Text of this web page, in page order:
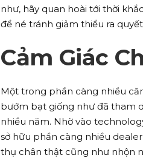
như, hãy quan hoài tới thời
để né tránh giảm thiểu ra
Cảm Giác
Một trong phần càng nhiều
bướm bạt giống như đã tham
nhiều năm. Nhờ vào
sở hữu phần càng nhiều
thụ chân thật cũng như nhộn